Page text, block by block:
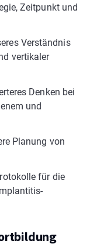
Zeitpunkt und
Verständnis
vertikaler
Denken bei
und
Planung von
für die